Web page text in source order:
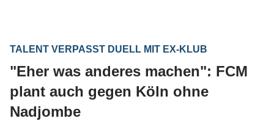
TALENT VERPASST DUELL MIT EX-KLUB
"Eher was anderes machen": FCM
plant auch gegen Köln ohne
Nadjombe